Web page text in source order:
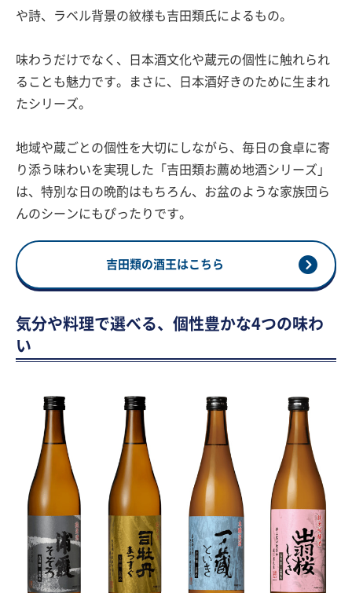
や詩、ラベル背景の紋様も吉田類氏によるもの。
味わうだけでなく、日本酒文化や蔵元の個性に触れられ
ることも魅力です。まさに、日本酒好きのために生まれ
たシリーズ。
地域や蔵ごとの個性を大切にしながら、毎日の食卓に寄
り添う味わいを実現した「吉田類お薦め地酒シリーズ」
は、特別な日の晩酌はもちろん、お盆のような家族団ら
んのシーンにもぴったりです。
吉田類の酒王はこちら
気分や料理で選べる、個性豊かな4つの味わ
い